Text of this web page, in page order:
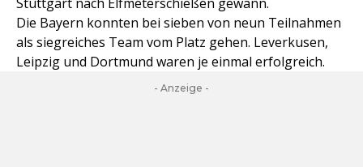
Die Bayern konnten bei sieben von neun Teilnahmen
als siegreiches Team vom Platz gehen. Leverkusen,
Leipzig und Dortmund waren je einmal erfolgreich.
- Anzeige -